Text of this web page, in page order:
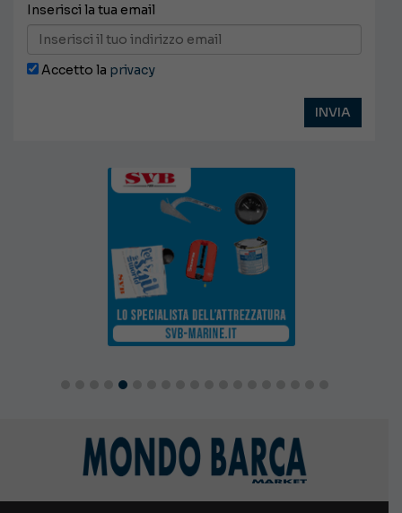
Inserisci la tua email
Accetto la privacy